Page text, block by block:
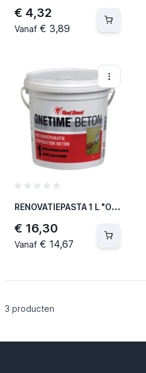
€ 4,32
Vanaf € 3,89
R
ENOVATIEPASTA 1 L "ONETIME BETON" (6 PER OVERDOOS)
€ 16,30
Vanaf € 14,67
3 producten